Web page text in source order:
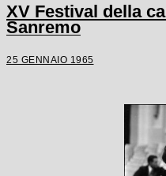
XV Festival della
Sanremo
25 GENNAIO 1965